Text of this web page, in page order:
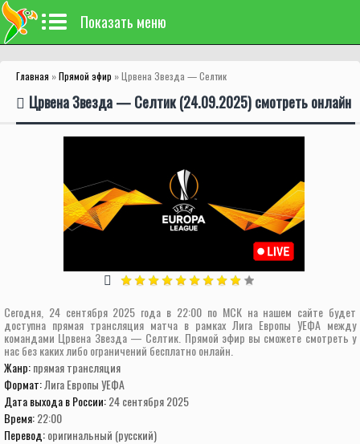
Показать меню
Главная »Прямой эфир » Црвена Звезда — Селтик
Црвена Звезда — Селтик (24.09.2025) смотреть онлайн
Сегодня, 24 сентября 2025 года в 22:00 по МСК на нашем сайте будет
доступна прямая трансляция матча в рамках Лига Европы УЕФА между
командами Црвена Звезда — Селтик. Прямой эфир вы сможете смотреть у
нас без каких либо ограничений бесплатно онлайн.
Жанр:прямая трансляция
Формат:Лига Европы УЕФА
Дата выхода в России:24 сентября 2025
Время:22:00
Перевод:оригинальный (русский)